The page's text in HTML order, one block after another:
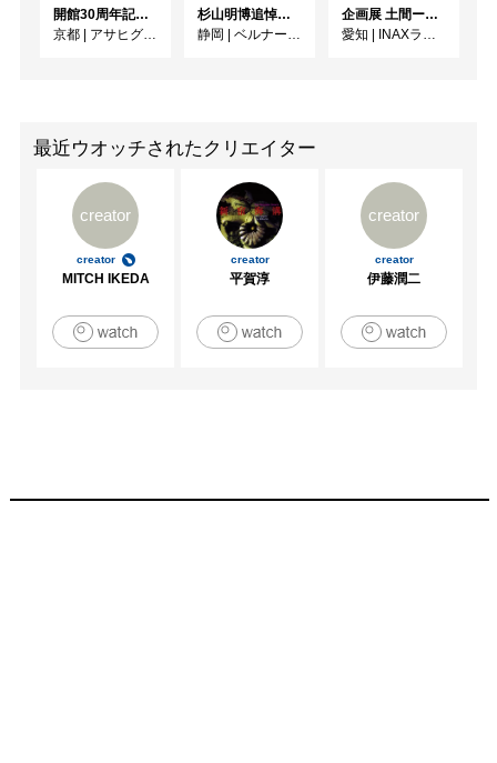
開館30周年記念 山本爲三郎・河井寬次郎没後60年記念 「共鳴 河井寬次郎 × 濱田庄司 ー山本爲三郎コレクションより」
京都 | アサヒグループ大山崎山荘美術館
杉山明博追悼展 木とわたし―木工の妙技と美術教育
静岡 | ベルナール・ビュフェ美術館
企画展 土間ーつくって、つかって、再発見ー
愛知 | INAXライブミュージアム
最近ウオッチされたクリエイター
creator
creator
MITCH IKEDA
creator
平賀淳
creator
creator
伊藤潤二